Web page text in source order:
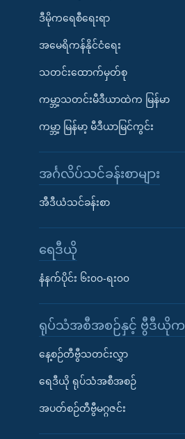
ဒီမိုကရေစီရေးရာ
အမေရိကန်နိုင်ငံရေး
သတင်းထောက်မှတ်စု
ကမ္ဘာ့သတင်းမီဒီယာထဲက မြန်မာ
ကမ္ဘာ့ မြန်မာ့ မီဒီယာမြင်ကွင်း
အင်္ဂလိပ်သင်ခန်းစာများ
အီဒီယံသင်ခန်းစာ
ရေဒီယို
နံနက်ပိုင်း ၆း၀၀-ရး၀၀
ရုပ်သံအစီအစဉ်နှင့် ဗွီဒီယိုကဏ္
နေ့စဉ်တီဗွီသတင်းလွှာ
ရေဒီယို ရုပ်သံအစီအစဉ်
အပတ်စဉ်တီဗွီမဂ္ဂဇင်း